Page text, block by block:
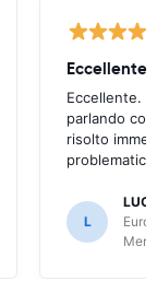
Eccellente.
parlando
risolto
L